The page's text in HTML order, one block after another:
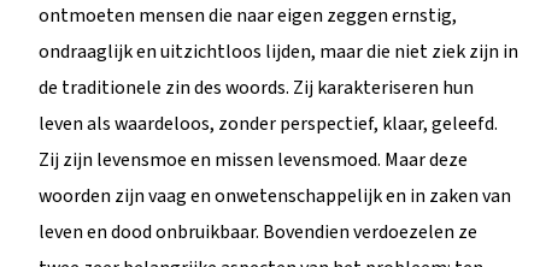
ontmoeten mensen die naar eigen zeggen ernstig,
ondraaglijk en uitzichtloos lijden, maar die niet ziek zijn in
de traditionele zin des woords. Zij karakteriseren hun
leven als waardeloos, zonder perspectief, klaar, geleefd.
Zij zijn levensmoe en missen levensmoed. Maar deze
woorden zijn vaag en onwetenschappelijk en in zaken van
leven en dood onbruikbaar. Bovendien verdoezelen ze